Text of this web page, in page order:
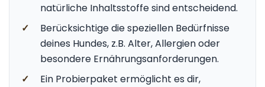
natürliche Inhaltsstoffe sind entscheidend.
✓
Berücksichtige die speziellen Bedürfnisse
deines Hundes, z.B. Alter, Allergien oder
besondere Ernährungsanforderungen.
✓
Ein Probierpaket ermöglicht es dir,